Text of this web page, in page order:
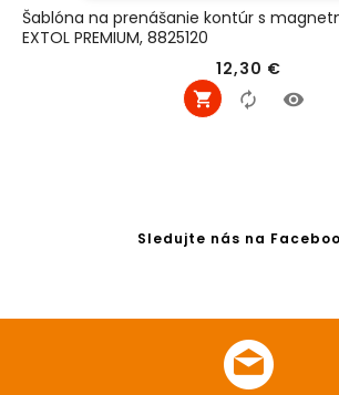
Šablóna na prenášanie kontúr s
EXTOL PREMIUM, 8825120
12,30 €Cena
Sledujte nás na